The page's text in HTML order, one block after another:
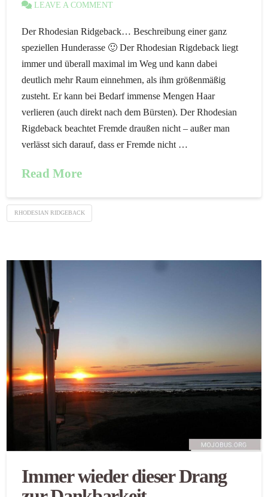
LEAVE A COMMENT
Der Rhodesian Ridgeback… Beschreibung einer ganz
speziellen Hunderasse 🙂 Der Rhodesian Rigdeback liegt
immer und überall maximal im Weg und kann dabei
deutlich mehr Raum einnehmen, als ihm größenmäßig
zusteht. Er kann bei Bedarf immense Mengen Haar
verlieren (auch direkt nach dem Bürsten). Der Rhodesian
Rigdeback beachtet Fremde draußen nicht – außer man
verlässt sich darauf, dass er Fremde nicht …
Read More
RHODESIAN RIDGEBACK
Immer wieder dieser Drang